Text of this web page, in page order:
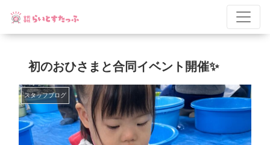
初のおひさまと合同イベント開催✨
スタッフブログ